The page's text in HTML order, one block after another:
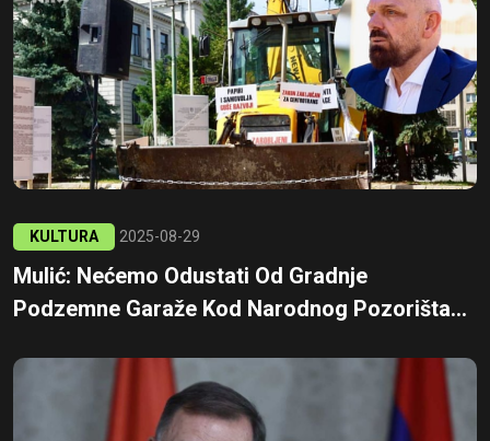
KULTURA 2025-08-29
Mulić: Nećemo Odustati Od Gradnje
Podzemne Garaže Kod Narodnog Pozorišta...